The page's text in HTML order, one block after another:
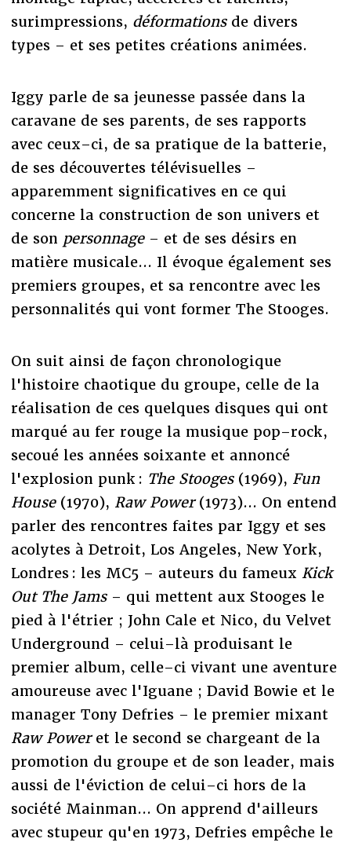
surimpressions, déformationsde divers
types – et ses petites créations animées.
Iggy parle de sa jeunesse passée dans la
caravane de ses parents, de ses rapports
avec ceux–ci, de sa pratique de la batterie,
de ses découvertes télévisuelles –
apparemment significatives en ce qui
concerne la construction de son univers et
de son personnage– et de ses désirs en
matière musicale... Il évoque également ses
premiers groupes, et sa rencontre avec les
personnalités qui vont former The Stooges.
On suit ainsi de façon chronologique
l'histoire chaotique du groupe, celle de la
réalisation de ces quelques disques qui ont
marqué au fer rouge la musique pop–rock,
secoué les années soixante et annoncé
l'explosion punk : The Stooges(1969), Fun
House (1970), Raw Power(1973)... On entend
parler des rencontres faites par Iggy et ses
acolytes à Detroit, Los Angeles, New York,
Londres : les MC5 – auteurs du fameux Kick
Out The Jams– qui mettent aux Stooges le
pied à l'étrier ; John Cale et Nico, du Velvet
Underground – celui–là produisant le
premier album, celle–ci vivant une aventure
amoureuse avec l'Iguane ; David Bowie et le
manager Tony Defries – le premier mixant
Raw Poweret le second se chargeant de la
promotion du groupe et de son leader, mais
aussi de l'éviction de celui–ci hors de la
société Mainman... On apprend d'ailleurs
avec stupeur qu'en 1973, Defries empêche le